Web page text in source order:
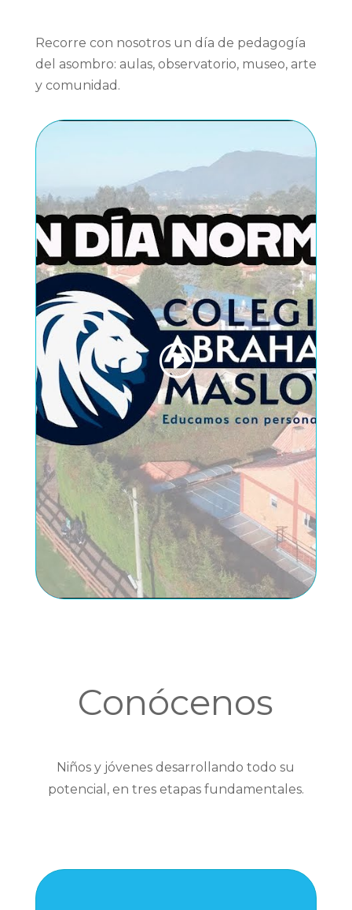
Recorre con nosotros un día de pedagogía
del asombro: aulas, observatorio, museo, arte
y comunidad.
Conócenos
Niños y jóvenes desarrollando todo su
potencial, en tres etapas fundamentales.